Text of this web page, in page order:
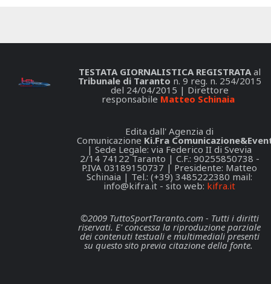
TESTATA GIORNALISTICA REGISTRATAal
Tribunale di Taranto n. 9 reg. n. 254/2015
del 24/04/2015 | Direttore
responsabile Matteo Schinaia
Edita dall' Agenzia di
Comunicazione Ki.Fra
| Sede Legale: via Federico II di Svevia
2/14 74122 Taranto | C.F.: 90255850738 -
P.IVA 03189150737 | Presidente: Matteo
Schinaia | Tel.: (+39) 3485222380 mail:
info@kifra.it - sito web: kifra.it
©2009 TuttoSportTaranto.com - Tutti i diritti
riservati. E' concessa la riproduzione parziale
dei contenuti testuali e multimediali presenti
su questo sito previa citazione della fonte.